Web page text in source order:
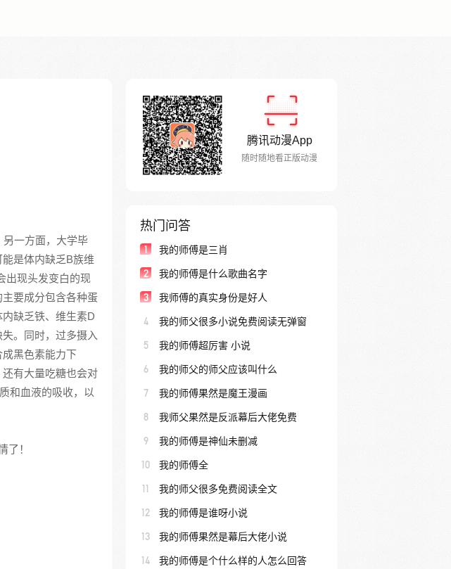
一方面，大学毕
是体内缺乏B族维
出现头发变白的现
要成分包含各种蛋
缺乏铁、维生素D
。同时，过多摄入
黑色素能力下
有大量吃糖也会对
和血液的吸收，以
了！
腾讯动漫App
随时随地看正版动漫
热门问答
1 我的师傅是三肖
2 我的师傅是什么歌曲名字
3 我师傅的真实身份是好人
4 我的师父很多小说免费阅读无弹窗
5 我的师傅超厉害 小说
6 我的师父的师父应该叫什么
7 我的师傅果然是魔王漫画
8 我师父果然是反派幕后大佬免费
9 我的师傅是神仙未删减
10 我的师傅全
11 我的师父很多免费阅读全文
12 我的师傅是谁呀小说
13 我的师傅果然是幕后大佬小说
14 我的师傅是个什么样的人怎么回答